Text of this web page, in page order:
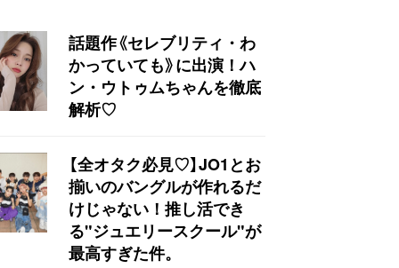
話題作《セレブリティ・わ
かっていても》に出演！ハ
ン・ウトゥムちゃんを徹底
解析♡
【全オタク必見♡】JO1とお
揃いのバングルが作れるだ
けじゃない！推し活でき
る"ジュエリースクール"が
最高すぎた件。